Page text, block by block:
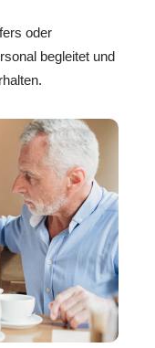
oder
begleitet und